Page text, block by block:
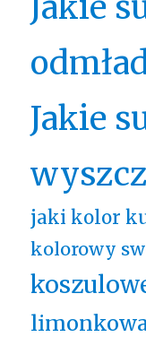
Jakie
jaki kolor
kolorowy